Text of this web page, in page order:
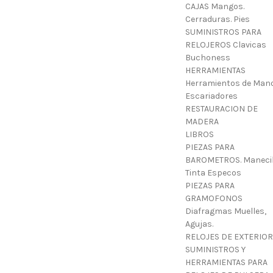
CAJAS Mangos.
Cerraduras. Pies
SUMINISTROS PARA
RELOJEROS Clavicas
Buchoness
HERRAMIENTAS
Herramientos de
Escariadores
RESTAURACION DE
MADERA
LIBROS
PIEZAS PARA
BAROMETROS.
Tinta Especos
PIEZAS PARA
GRAMOFONOS
Diafragmas Muelles,
Agujas.
RELOJES DE EXTERIOR
SUMINISTROS Y
HERRAMIENTAS PARA